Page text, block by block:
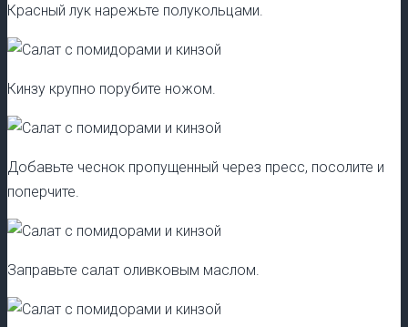
Красный лук нарежьте полукольцами.
Кинзу крупно порубите ножом.
Добавьте чеснок пропущенный через пресс, посолите и
поперчите.
Заправьте салат оливковым маслом.